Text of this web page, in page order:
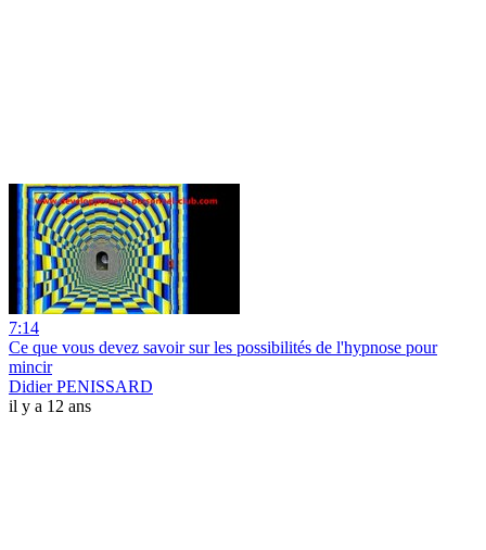
7:14
Ce que vous devez savoir sur les possibilités de l'hypnose pour
mincir
Didier PENISSARD
il y a 12 ans